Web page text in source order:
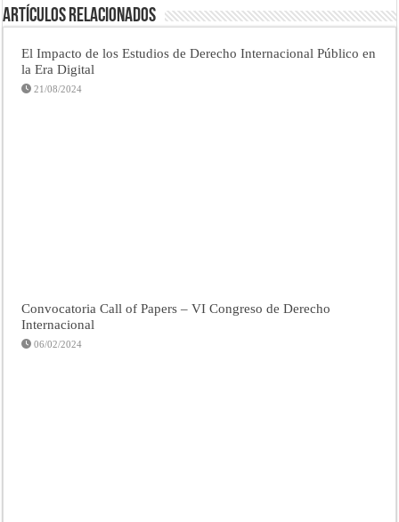
Artículos Relacionados
El Impacto de los Estudios de Derecho Internacional Público en
la Era Digital
21/08/2024
Convocatoria Call of Papers – VI Congreso de Derecho
Internacional
06/02/2024